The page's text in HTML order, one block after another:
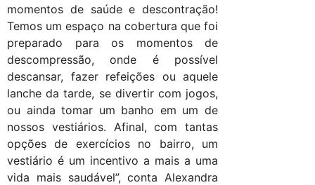
momentos de saúde e descontração!
Temos um espaço na cobertura que foi
preparado para os momentos de
descompressão, onde é possível
descansar, fazer refeições ou aquele
lanche da tarde, se divertir com jogos,
ou ainda tomar um banho em um de
nossos vestiários. Afinal, com tantas
opções de exercícios no bairro, um
vestiário é um incentivo a mais a uma
vida mais saudável”, conta Alexandra